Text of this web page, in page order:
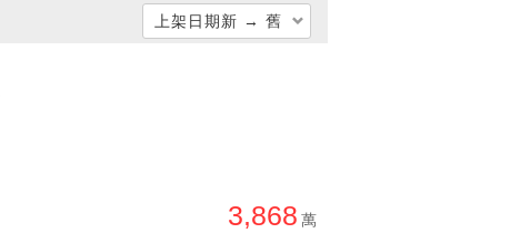
上架日期新 → 舊
降價幅度高 → 低
3,868 萬